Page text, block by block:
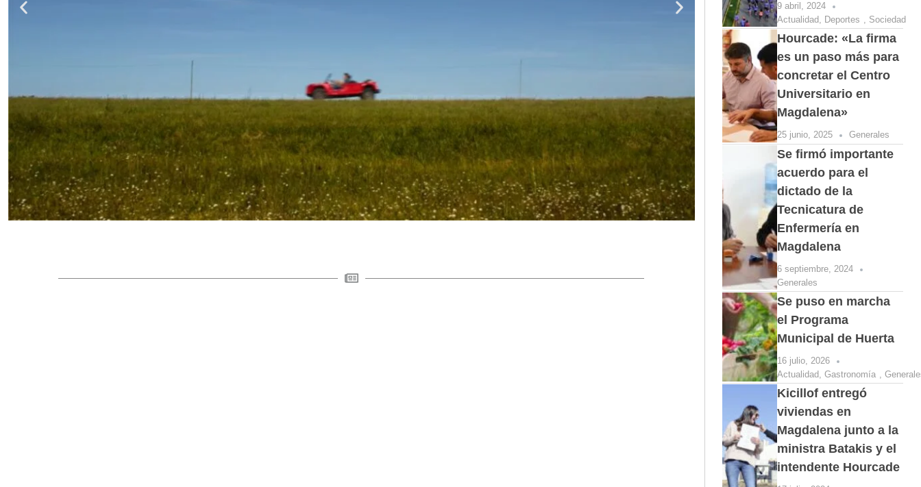
9 abril, 2024
Actualidad, Deportes , Sociedad
Hourcade: «La firma
es un paso más para
concretar el Centro
Universitario en
Magdalena»
25 junio, 2025 Generales
Se firmó importante
acuerdo para el
dictado de la
Tecnicatura de
Enfermería en
Magdalena
6 septiembre, 2024
Generales
Se puso en marcha
el Programa
Municipal de Huerta
16 julio, 2026
Actualidad, Gastronomía ,
Kicillof entregó
viviendas en
Magdalena junto a la
ministra Batakis y el
intendente Hourcade